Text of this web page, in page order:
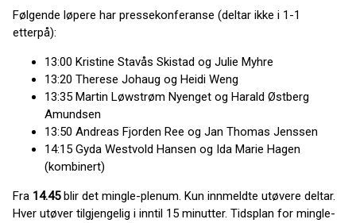
Følgende løpere har pressekonferanse (deltar ikke i 1-1
etterpå):
13:00 Kristine Stavås Skistad og Julie Myhre
13:20 Therese Johaug og Heidi Weng
13:35 Martin Løwstrøm Nyenget og Harald Østberg
Amundsen
13:50 Andreas Fjorden Ree og Jan Thomas Jenssen
14:15 Gyda Westvold Hansen og Ida Marie Hagen
(kombinert)
Fra 14.45blir det mingle-plenum. Kun innmeldte utøvere deltar.
Hver utøver tilgjengelig i inntil 15 minutter. Tidsplan for mingle-